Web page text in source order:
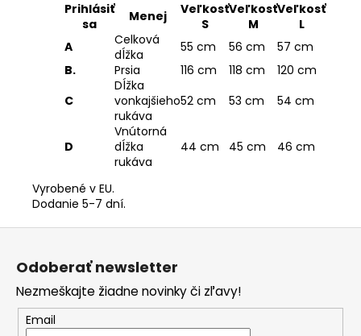
Prihlásiť
sa
Menej
Veľkosť
S
Veľkosť
M
Veľkosť
L
A
Celková
dĺžka
55 cm 56 cm
57 cm
B.
Prsia 116 cm 118 cm
120 cm
C
Dĺžka
vonkajšieho
rukáva
52 cm 53 cm 54 cm
D
Vnútorná
dĺžka
rukáva
44 cm 45 cm 46 cm
Vyrobené v EU.
Dodanie 5-7 dní.
Odoberať newsletter
Nezmeškajte žiadne novinky či zľavy!
Email